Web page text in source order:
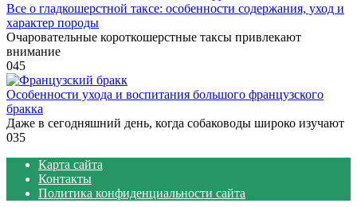
Все о гладкошерстной таксе: особенности содержания, уход и
характер породы
Очаровательные короткошерстные таксы привлекают
внимание
045
Особенности ухода и воспитания большого французского
бракка
Даже в сегодняшний день, когда собаководы широко изучают
035
Карта сайта
Контакты
Политика конфиденциальности сайта